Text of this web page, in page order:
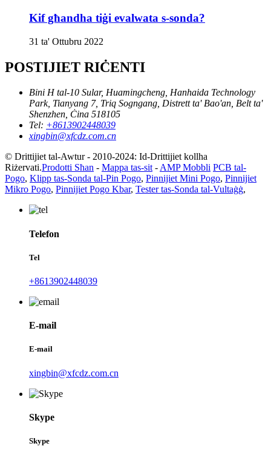
Kif għandha tiġi evalwata s-sonda?
31 ta' Ottubru 2022
POSTIJIET RIĊENTI
Bini H tal-10 Sular, Huamingcheng, Hanhaida Technology
Park, Tianyang 7, Triq Sogngang, Distrett ta' Bao'an, Belt ta'
Shenzhen, Ċina 518105
Tel: +8613902448039
xingbin@xfcdz.com.cn
© Drittijiet tal-Awtur - 2010-2024: Id-Drittijiet kollha
Riżervati.Prodotti Sħan - Mappa tas-sit-AMP Mobbli PCB tal-
Pogo, Klipp tas-Sonda tal-Pin Pogo, Pinnijiet Mini Pogo, Pinnijiet
Mikro Pogo, Pinnijiet Pogo Kbar, Tester tas-Sonda tal-Vultaġġ,
Telefon
Tel
+8613902448039
E-mail
E-mail
xingbin@xfcdz.com.cn
Skype
Skype